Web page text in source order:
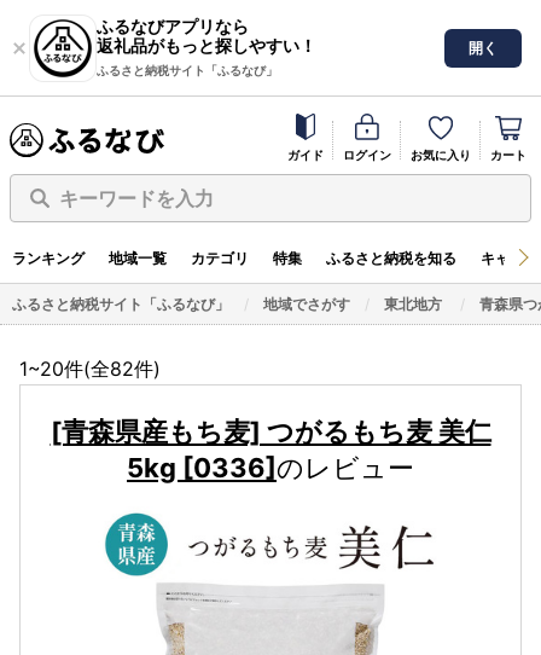
ふるなびアプリなら
返礼品がもっと探しやすい！
ふるさと納税サイト「ふるなび」
開く
ガイド ログイン お気に入り カート
キーワードを入力
ランキング 地域一覧 カテゴリ 特集 ふるさと納税を知る キャン
ふるさと納税サイト「ふるなび」 地域でさがす 東北地方 青森県つ
1~20件(全82件)
[青森県産もち麦] つがるもち麦 美仁
5kg [0336]のレビュー